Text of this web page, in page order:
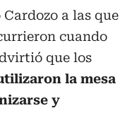
a las que
cuando
que los
la mesa
y